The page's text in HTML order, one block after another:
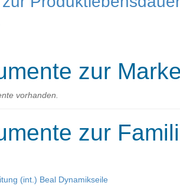
zur
vorhanden.
zur
(int.) Beal Dynamikseile